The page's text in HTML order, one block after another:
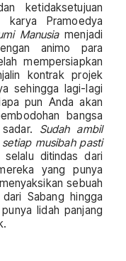
ketidaksetujuan
Pramoedya
Manusiamenjadi
animo para
mempersiapkan
kontrak projek
sehingga lagi-lagi
pun Anda akan
bangsa
Sudah ambil
musibah pasti
selalu ditindas dari
yang punya
sebuah
Sabang hingga
lidah panjang